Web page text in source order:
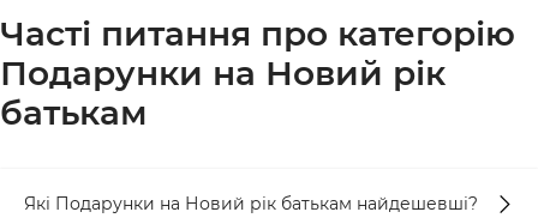
винятково власні почуття та переживання. Він
має бути наділений сенсом. Про цей сенс
можуть знати тільки батьки й ти, а може й вся
родина. Він не повинен бути дорогим, але
Креативний — дуже ризикований, оскільки
Часті питання про категорію
Подарунки на Новий рік
батькам
Які Подарунки на Новий рік батькам найдешевші?